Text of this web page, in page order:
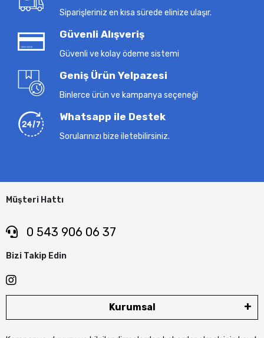
Siparişleriniz en kısa sürede elinize ulaşır.
Güvenli Alışveriş
Güvenli ve kolay ödeme sistemi
Geniş Ürün Yelpazesi
Binlerce ürün ve kampanya seçeneği
Whatsapp ile Destek
Sorularınızı bize iletebilirsiniz.
Müşteri Hattı
0 543 906 06 37
Bizi Takip Edin
Kurumsal